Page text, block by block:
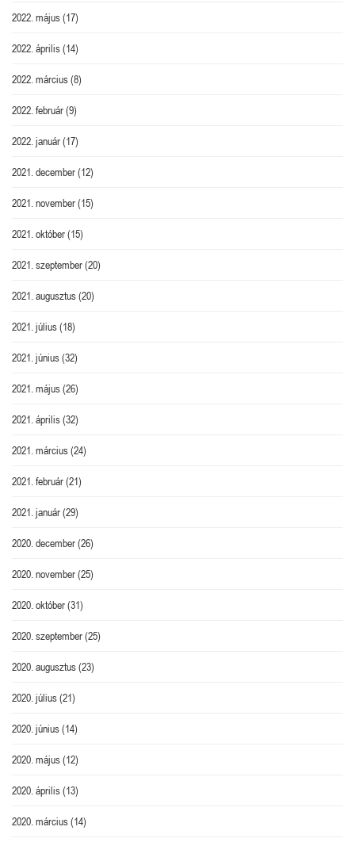
2022. május(17)
2022. április(14)
2022. március(8)
2022. február(9)
2022. január(17)
2021. december(12)
2021. november(15)
2021. október(15)
2021. szeptember(20)
2021. augusztus(20)
2021. július(18)
2021. június(32)
2021. május(26)
2021. április(32)
2021. március(24)
2021. február(21)
2021. január(29)
2020. december(26)
2020. november(25)
2020. október(31)
2020. szeptember(25)
2020. augusztus(23)
2020. július(21)
2020. június(14)
2020. május(12)
2020. április(13)
2020. március(14)